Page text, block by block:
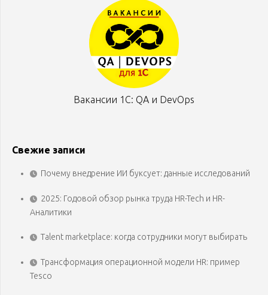
Вакансии 1С: QA и DevOps
Свежие записи
Почему внедрение ИИ буксует: данные исследований
2025: Годовой обзор рынка труда HR-Tech и HR-
Аналитики
Talent marketplace: когда сотрудники могут выбирать
Трансформация операционной модели HR: пример
Tesco